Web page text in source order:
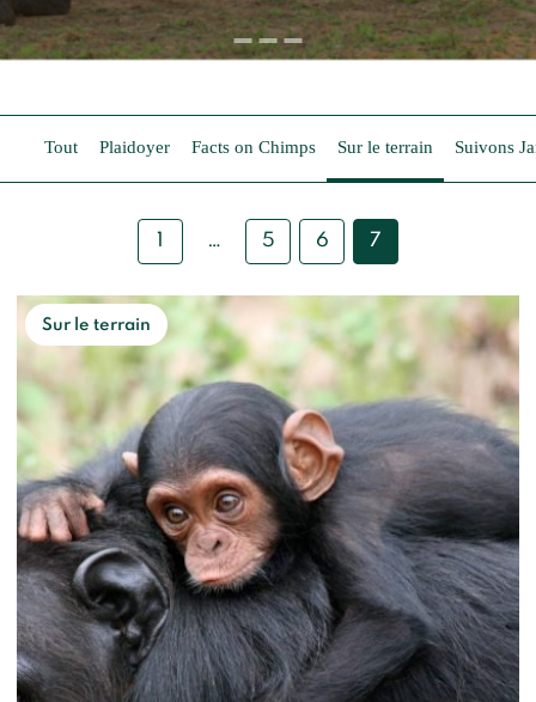
Tout Plaidoyer Facts on Chimps Sur le terrain Suivons
Posts
pagination
1 … 5 6 7
Sur le terrain